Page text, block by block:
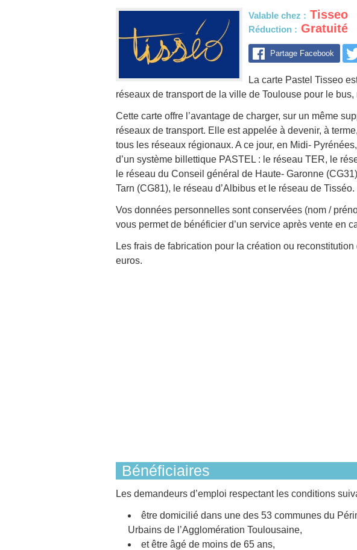
Valable chez : Tisseo
Réduction : Gratuité
Partage Facebook
La carte Pastel Tisseo
réseaux de transport de la ville de Toulouse pour le bus,
Cette carte offre l’avantage de charger, sur un même
réseaux de transport. Elle est appelée à devenir, à
tous les réseaux régionaux. A ce jour, en Midi-
d’un système billettique PASTEL : le réseau TER, le
le réseau du Conseil général de Haute- Garonne
Tarn (CG81), le réseau d’Albibus et le réseau de Tisséo.
Vos données personnelles sont conservées (nom /
vous permet de bénéficier d’un service après vente en
Les frais de fabrication pour la création ou reconstitution
euros.
Bénéficiaires
Les demandeurs d’emploi respectant les conditions
être domicilié dans une des 53 communes du
Urbains de l’Agglomération Toulousaine,
et être âgé de moins de 65 ans,